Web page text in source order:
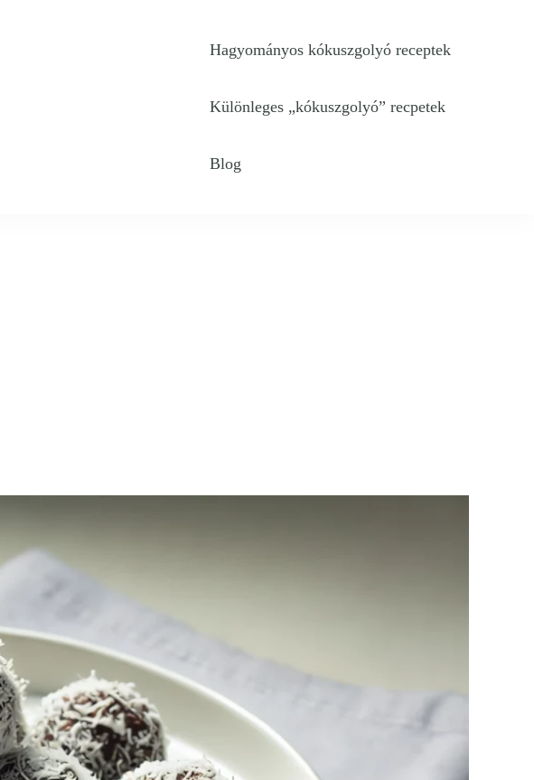
Hagyományos kókuszgolyó receptek
Különleges „kókuszgolyó” recpetek
Blog